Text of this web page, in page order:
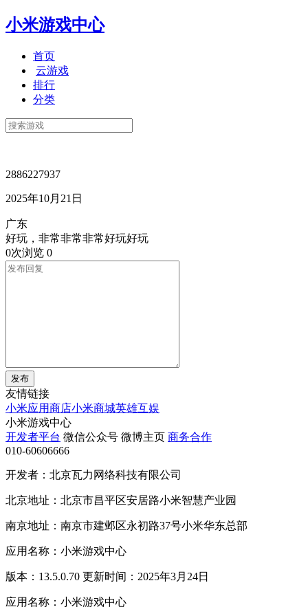
小米游戏中心
首页
云游戏
排行
分类
2886227937
2025年10月21日
广东
好玩，非常非常非常好玩好玩
0次浏览 0
发布
友情链接
小米应用商店小米商城英雄互娱
小米游戏中心
开发者平台 微信公众号 微博主页 商务合作
010-60606666
开发者：北京瓦力网络科技有限公司
北京地址：北京市昌平区安居路小米智慧产业园
南京地址：南京市建邺区永初路37号小米华东总部
应用名称：小米游戏中心
版本：13.5.0.70 更新时间：2025年3月24日
应用名称：小米游戏中心